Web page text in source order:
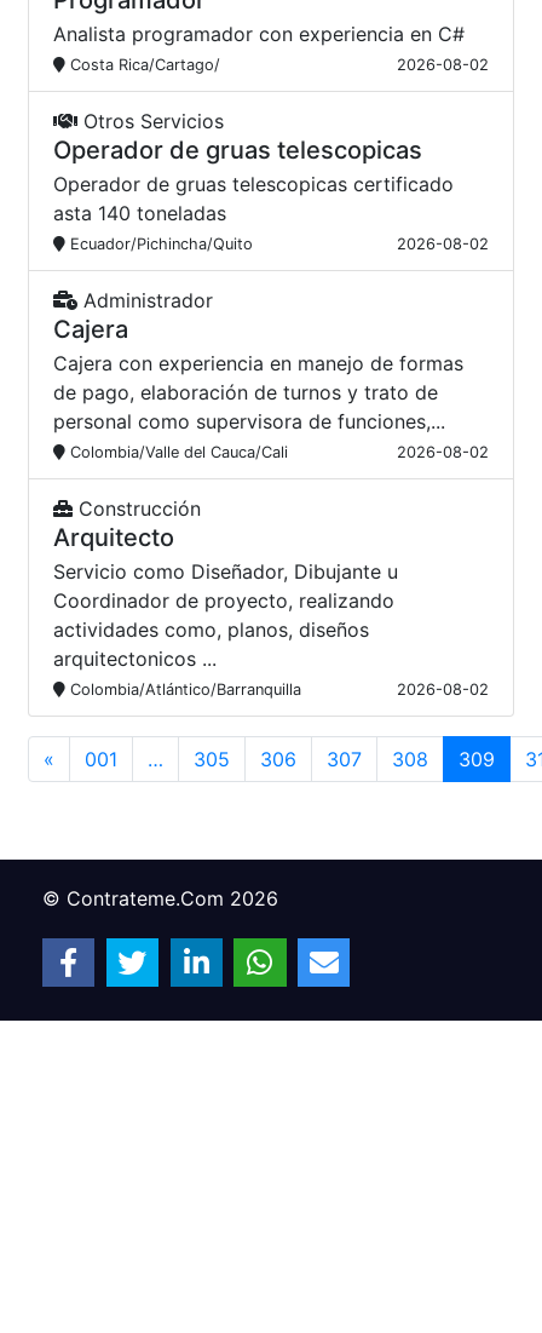
Analista programador con experiencia en C#
Costa Rica/Cartago/ 2026-08-02
Operador de gruas telescopicas
Otros Servicios
Operador de gruas telescopicas certificado
asta 140 toneladas
Ecuador/Pichincha/Quito 2026-08-02
Cajera
Administrador
Cajera con experiencia en manejo de formas
de pago, elaboración de turnos y trato de
personal como supervisora de funciones,...
Colombia/Valle del Cauca/Cali 2026-08-02
Arquitecto
Construcción
Servicio como Diseñador, Dibujante u
Coordinador de proyecto, realizando
actividades como, planos, diseños
arquitectonicos ...
Colombia/Atlántico/Barranquilla 2026-08-02
« 001 … 305 306 307 308 309
© Contrateme.Com 2026